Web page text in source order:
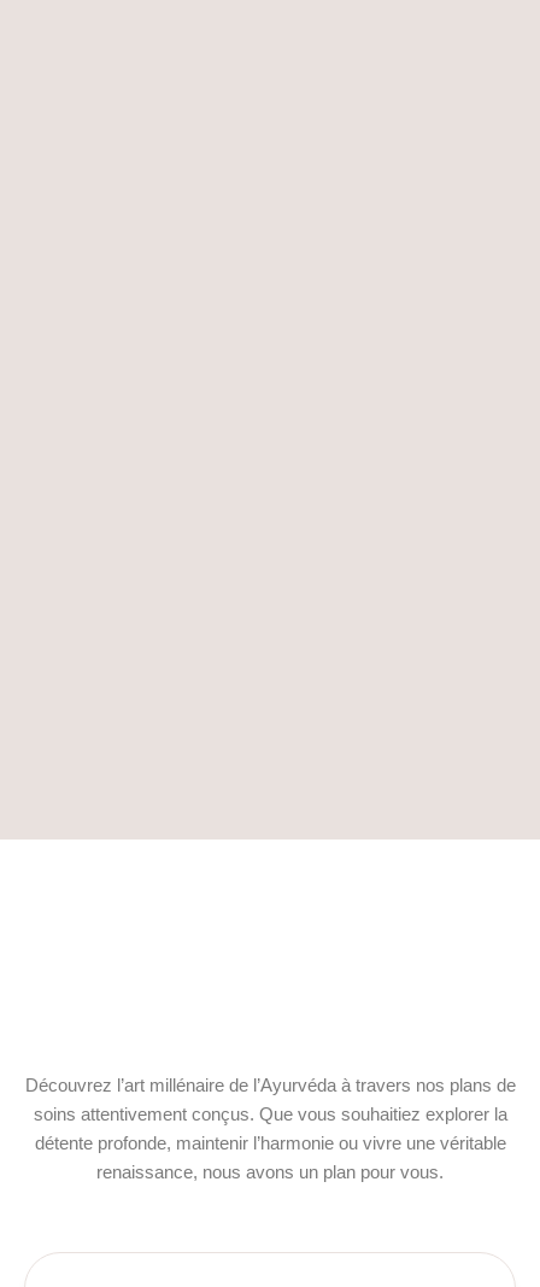
Découvrez l’art millénaire de l’Ayurvéda à travers nos plans de
soins attentivement conçus. Que vous souhaitiez explorer la
détente profonde, maintenir l’harmonie ou vivre une véritable
renaissance, nous avons un plan pour vous.